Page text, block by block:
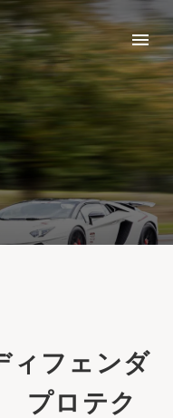
menu
ィフェンダ
プロテク